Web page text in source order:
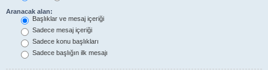
Aranacak alan:
Başlıklar ve mesaj içeriği
Sadece mesaj içeriği
Sadece konu başlıkları
Sadece başlığın ilk mesajı